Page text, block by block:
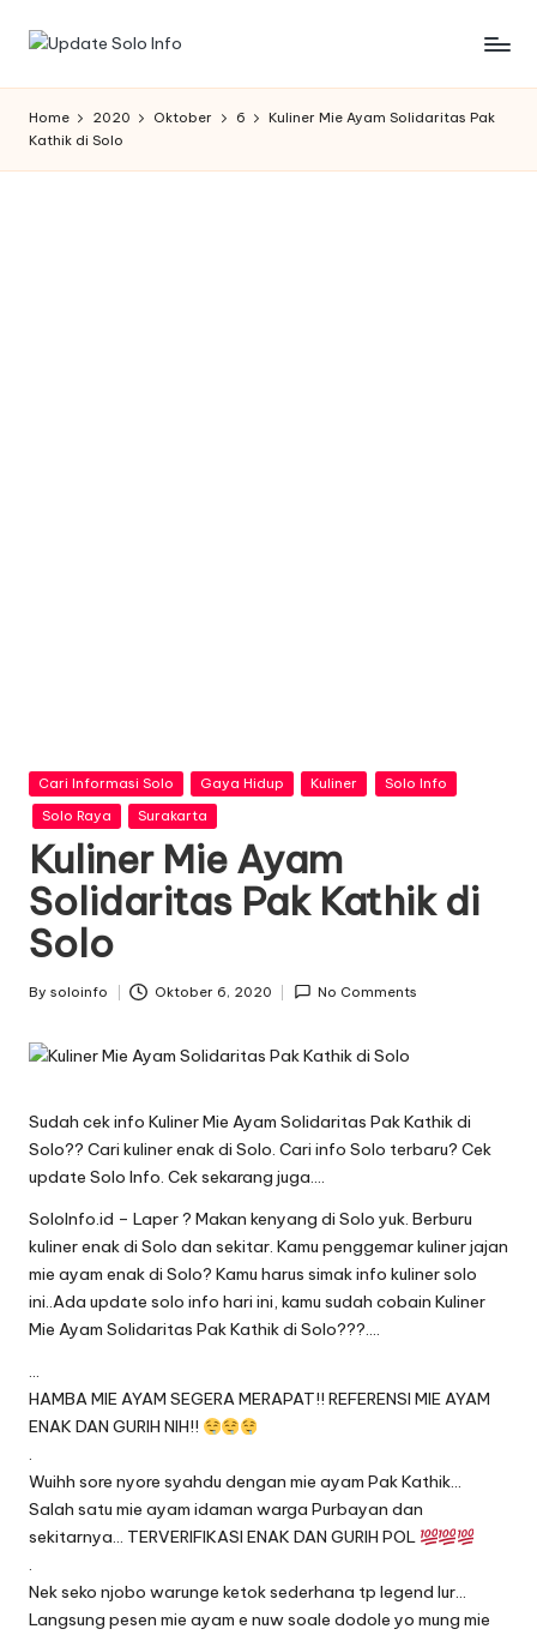
Skip
U
p
d
Solo
Home 2020 Oktober 6
Kuliner Mie Ayam Solidaritas Pak
Kathik di Solo
Posted
in
Cari Informasi Solo Gaya Hidup Kuliner
Solo Info
Solo Raya
Surakarta
Kuliner Mie Ayam
Solidaritas Pak Kathik di
Solo
Posted
By soloinfo Oktober 6, 2020 No Comments
Sudah cek info Kuliner Mie Ayam Solidaritas Pak Kathik di
Solo?? Cari kuliner enak di Solo. Cari info Solo terbaru? Cek
update Solo Info. Cek sekarang juga….
SoloInfo.id – Laper ? Makan kenyang di Solo yuk. Berburu
kuliner enak di Solo dan sekitar. Kamu penggemar kuliner jajan
mie ayam enak di Solo? Kamu harus simak info kuliner solo
ini..Ada update solo info hari ini, kamu sudah cobain Kuliner
Mie Ayam Solidaritas Pak Kathik di Solo???….
…
HAMBA MIE AYAM SEGERA MERAPAT!! REFERENSI MIE AYAM
ENAK DAN GURIH NIH!!
.
Wuihh sore nyore syahdu dengan mie ayam Pak Kathik…
Salah satu mie ayam idaman warga Purbayan dan
sekitarnya… TERVERIFIKASI ENAK DAN GURIH POL
.
Nek seko njobo warunge ketok sederhana tp legend lur…
Langsung pesen mie ayam e nuw soale dodole yo mung mie